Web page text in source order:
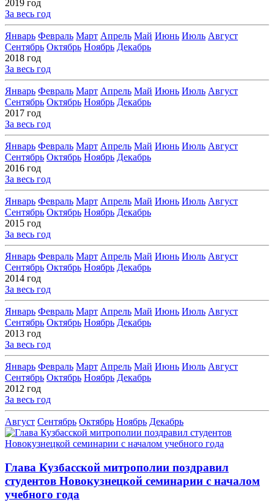
2019 год
За весь год
Январь Февраль Март Апрель Май Июнь Июль Август
Сентябрь Октябрь Ноябрь Декабрь
2018 год
За весь год
Январь Февраль Март Апрель Май Июнь Июль Август
Сентябрь Октябрь Ноябрь Декабрь
2017 год
За весь год
Январь Февраль Март Апрель Май Июнь Июль Август
Сентябрь Октябрь Ноябрь Декабрь
2016 год
За весь год
Январь Февраль Март Апрель Май Июнь Июль Август
Сентябрь Октябрь Ноябрь Декабрь
2015 год
За весь год
Январь Февраль Март Апрель Май Июнь Июль Август
Сентябрь Октябрь Ноябрь Декабрь
2014 год
За весь год
Январь Февраль Март Апрель Май Июнь Июль Август
Сентябрь Октябрь Ноябрь Декабрь
2013 год
За весь год
Январь Февраль Март Апрель Май Июнь Июль Август
Сентябрь Октябрь Ноябрь Декабрь
2012 год
За весь год
Август Сентябрь Октябрь Ноябрь Декабрь
Глава Кузбасской митрополии поздравил
студентов Новокузнецкой семинарии с началом
учебного года